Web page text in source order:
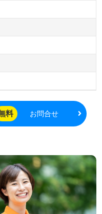
はっぴーらいふ箕面』
ケア・ビジョン様の運
奈良県を中心に30拠点
ス、グループホーム、
されています。
ハッピーに！』ご利用
イフをサポートされる
迎えします。ご入居者
です。チームワーク抜
増やしたい』『働きが
較的介護度低めの職場
境を変えて働きたい』
担当コンサルタントよ
慮なくお願いします。
料 お問合せ